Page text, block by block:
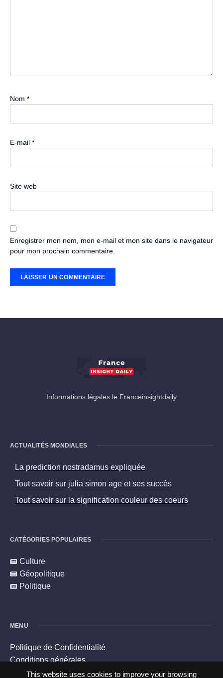
This website uses cookies to improve your browsing
Nom *
E-mail *
Site web
Enregistrer mon nom, mon e-mail et mon site dans le navigateur
pour mon prochain commentaire.
Informations légales le Franceinsightdaily
ACTUALITÉS MONDIALES
La prediction nostradamus expliquée
Tout savoir sur julia simon age et ses succès
Tout savoir sur la signification couleur des coeurs
CATÉGORIES POPULAIRES
Culture
Géopolitique
Politique
MENU
Politique de Confidentialité
Conditions générales
Politique en matière de cookies